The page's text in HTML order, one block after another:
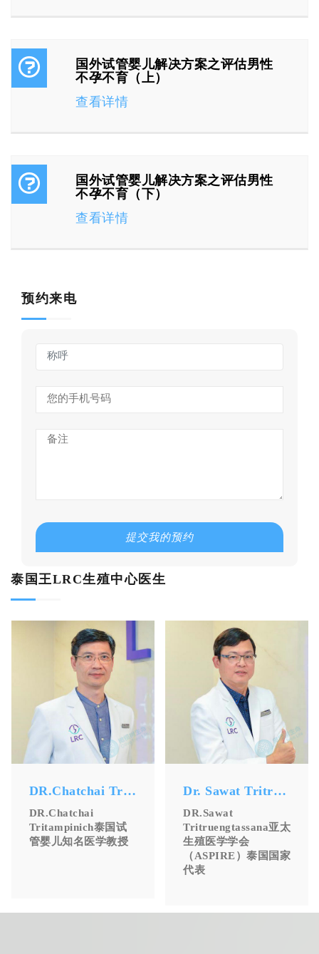
国外试管婴儿解决方案之评估男性
不孕不育（上）
查看详情
国外试管婴儿解决方案之评估男性
不孕不育（下）
查看详情
预约来电
提交我的预约
泰国王LRC生殖中心医生
DR.Chatchai Trit
ampinich
DR.Chatchai
Tritampinich泰国试
管婴儿知名医学教授
Dr. Sawat Tritrue
ngtassana
DR.Sawat
Tritruengtassana亚太
生殖医学学会
（ASPIRE）泰国国家
代表